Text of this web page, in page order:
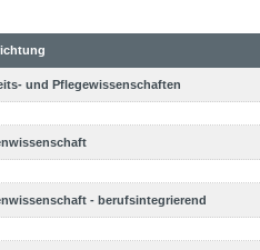
und Pflegewissenschaften
- berufsintegrierend